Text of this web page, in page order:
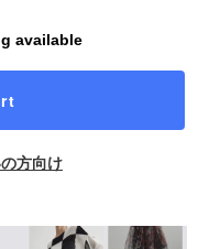
available
方向け